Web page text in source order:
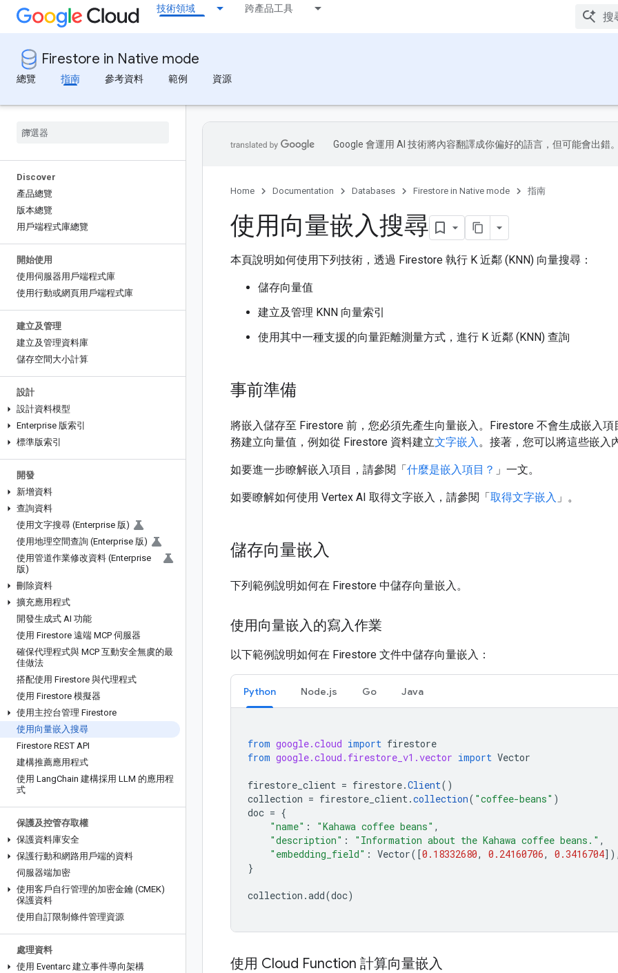
技術領域 跨產品工具
Firestore in Native mode
總覽 指南 參考資料 範例 資源
Discover
產品總覽
版本總覽
用戶端程式庫總覽
開始使用
使用伺服器用戶端程式庫
使用行動或網頁用戶端程式庫
建立及管理
建立及管理資料庫
儲存空間大小計算
設計
設計資料模型
Enterprise 版索引
標準版索引
開發
新增資料
查詢資料
使用文字搜尋 (Enterprise 版)
使用地理空間查詢 (Enterprise 版)
使用管道作業修改資料 (Enterprise
版)
刪除資料
擴充應用程式
開發生成式 AI 功能
使用 Firestore 遠端 MCP 伺服器
確保代理程式與 MCP 互動安全無虞的最
佳做法
搭配使用 Firestore 與代理程式
使用 Firestore 模擬器
使用主控台管理 Firestore
使用向量嵌入搜尋
Firestore REST API
建構推薦應用程式
使用 LangChain 建構採用 LLM 的應用程
式
保護及控管存取權
保護資料庫安全
保護行動和網路用戶端的資料
伺服器端加密
使用客戶自行管理的加密金鑰 (CMEK)
保護資料
使用自訂限制條件管理資源
處理資料
使用 Eventarc 建立事件導向架構
Google 會運用 AI 技術將內容翻譯成你偏好的語言，但可能會出錯
Home Documentation Databases Firestore in Native mode 指南
使用向量嵌入搜尋
本頁說明如何使用下列技術，透過 Firestore 執行 K 近鄰 (KNN) 向量搜尋：
儲存向量值
建立及管理 KNN 向量索引
使用其中一種支援的向量距離測量方式，進行 K 近鄰 (KNN) 查詢
事前準備
將嵌入儲存至 Firestore 前，您必須先產生向量嵌入。Firestore 不會生成嵌入
務建立向量值，例如從 Firestore 資料建立文字嵌入。接著，您可以將這些嵌入
如要進一步瞭解嵌入項目，請參閱「什麼是嵌入項目？ 」一文。
如要瞭解如何使用 Vertex AI 取得文字嵌入，請參閱「取得文字嵌入 」。
儲存向量嵌入
下列範例說明如何在 Firestore 中儲存向量嵌入。
使用向量嵌入的寫入作業
以下範例說明如何在 Firestore 文件中儲存向量嵌入：
Python Node.js Go Java
from google.cloud import firestore
from google.cloud.firestore_v1.vector import Vector
firestore_client = firestore.Client()
collection = firestore_client.collection( "coffee-beans" )
doc = {
"name" : "Kahawa coffee beans" ,
"description" : "Information about the Kahawa coffee beans." ,
"embedding_field" : Vector([0.18332680, 0.24160706, 0.3416704
}
collection .add(doc)
使用 Cloud Function 計算向量嵌入